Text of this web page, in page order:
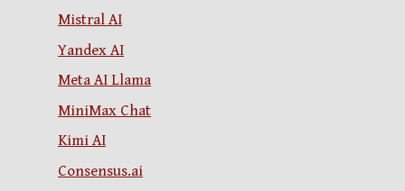
Mistral AI
Yandex AI
Meta AI Llama
MiniMax Chat
Kimi AI
Consensus.ai